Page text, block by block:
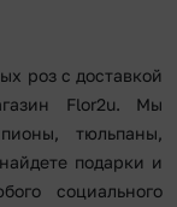
роз с доставкой
Flor2u. Мы
тюльпаны,
подарки и
социального